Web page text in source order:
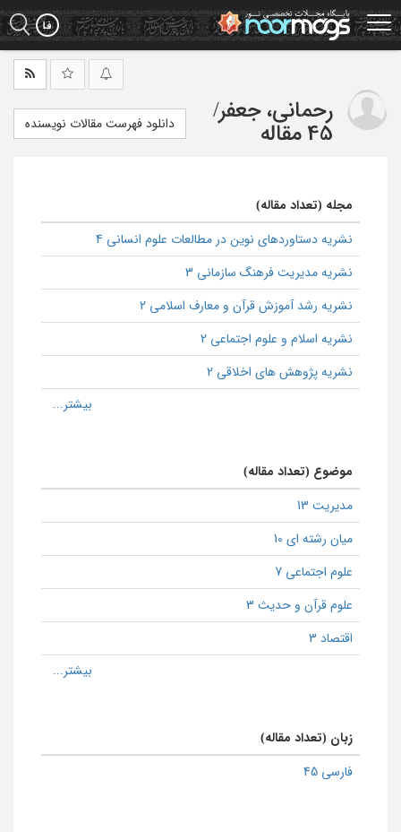
Skip
to
main
رحمانی، جعفر/
45 مقاله
دانلود فهرست مقالات نویسنده
مجله (تعداد مقاله)
نشریه دستاوردهای نوین در مطالعات علوم انسانی 4
نشریه مدیریت فرهنگ سازمانی 3
نشریه رشد آموزش قرآن و معارف اسلامی 2
نشریه اسلام و علوم اجتماعی 2
نشریه پژوهش های اخلاقی 2
موضوع (تعداد مقاله)
مدیریت 13
میان رشته ای 10
علوم اجتماعی 7
علوم قرآن و حدیث 3
اقتصاد 3
زبان (تعداد مقاله)
فارسی 45